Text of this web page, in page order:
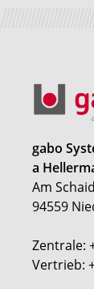
gabo
a
Am
94559
Zentrale:
Vertrieb: